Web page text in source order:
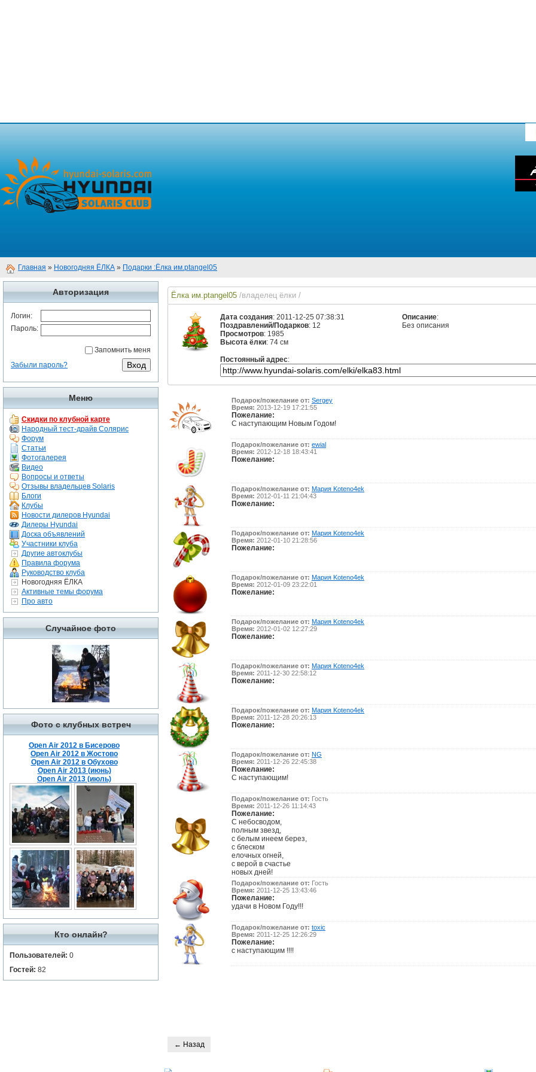
Главная » Новогодняя ЁЛКА » Подарки :Ёлка им.ptangel05
Авторизация
Логин:
Пароль:
Запомнить меня
Забыли пароль?
Меню
Скидки по клубной карте
Народный тест-драйв Солярис
Форум
Статьи
Фотогалерея
Видео
Вопросы и ответы
Отзывы владельцев Solaris
Блоги
Клубы
Новости дилеров Hyundai
Дилеры Hyundai
Доска объявлений
Участники клуба
Другие автоклубы
Правила форума
Руководство клуба
Новогодняя ЁЛКА
Активные темы форума
Про авто
Случайное фото
Фото с клубных встреч
Open Air 2012 в Бисерово
Open Air 2012 в Жостово
Open Air 2012 в Обухово
Open Air 2013 (июнь)
Open Air 2013 (июль)
Кто онлайн?
Пользователей: 0
Гостей: 82
Ёлка им.ptangel05 /владелец ёлки /
Дата создания: 2011-12-25 07:38:31
Поздравлений/Подарков: 12
Просмотров: 1985
Высота ёлки: 74 см
Описание:
Без описания
Постоянный адрес:
Подарок/пожелание от: Sergey
Время: 2013-12-19 17:21:55
Пожелание:
С наступающим Новым Годом!
Подарок/пожелание от: ewial
Время: 2012-12-18 18:43:41
Пожелание:
Подарок/пожелание от: Мария Koteno4ek
Время: 2012-01-11 21:04:43
Пожелание:
Подарок/пожелание от: Мария Koteno4ek
Время: 2012-01-10 21:28:56
Пожелание:
Подарок/пожелание от: Мария Koteno4ek
Время: 2012-01-09 23:22:01
Пожелание:
Подарок/пожелание от: Мария Koteno4ek
Время: 2012-01-02 12:27:29
Пожелание:
Подарок/пожелание от: Мария Koteno4ek
Время: 2011-12-30 22:58:12
Пожелание:
Подарок/пожелание от: Мария Koteno4ek
Время: 2011-12-28 20:26:13
Пожелание:
Подарок/пожелание от: NG
Время: 2011-12-26 22:45:38
Пожелание:
С наступающим!
Подарок/пожелание от: Гость
Время: 2011-12-26 11:14:43
Пожелание:
С небосводом,
полным звезд,
с белым инеем берез,
с блеском
елочных огней,
с верой в счастье
новых дней!
Подарок/пожелание от: Гость
Время: 2011-12-25 13:43:46
Пожелание:
удачи в Новом Году!!!
Подарок/пожелание от: toxic
Время: 2011-12-25 12:26:29
Пожелание:
с наступающим !!!!
← Назад